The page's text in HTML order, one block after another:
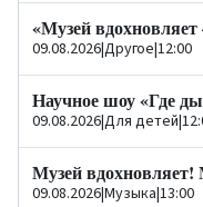
«Музей
09.08.2026|Другое|12:00
Научное шоу «Где
09.08.2026|Для детей|
Музей вдохновляет!
09.08.2026|Музыка|13:00